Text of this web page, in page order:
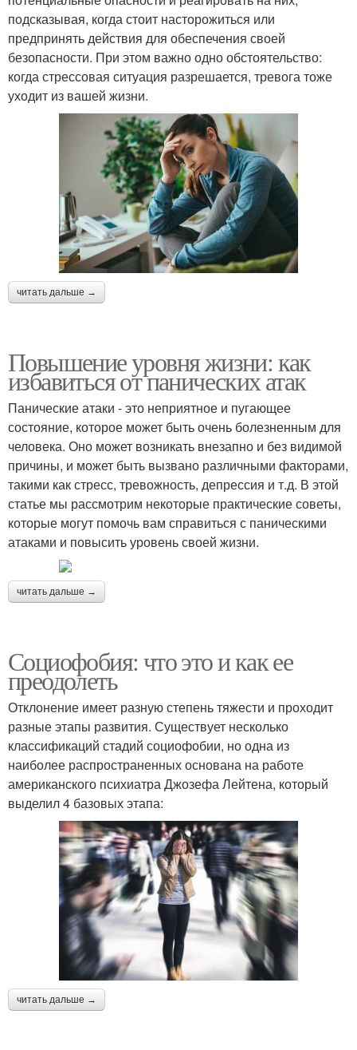
подсказывая, когда стоит насторожиться или
предпринять действия для обеспечения своей
безопасности. При этом важно одно обстоятельство:
когда стрессовая ситуация разрешается, тревога тоже
уходит из вашей жизни.
читать дальше →
Повышение уровня жизни: как
избавиться от панических атак
Панические атаки - это неприятное и пугающее
состояние, которое может быть очень болезненным для
человека. Оно может возникать внезапно и без видимой
причины, и может быть вызвано различными факторами,
такими как стресс, тревожность, депрессия и т.д. В этой
статье мы рассмотрим некоторые практические советы,
которые могут помочь вам справиться с паническими
атаками и повысить уровень своей жизни.
читать дальше →
Социофобия: что это и как ее
преодолеть
Отклонение имеет разную степень тяжести и проходит
разные этапы развития. Существует несколько
классификаций стадий социофобии, но одна из
наиболее распространенных основана на работе
американского психиатра Джозефа Лейтена, который
выделил 4 базовых этапа:
читать дальше →